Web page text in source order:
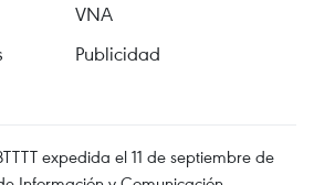
VNA
Publicidad
expedida el 11 de septiembre de